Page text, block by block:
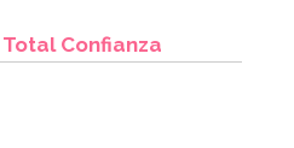
Confianza